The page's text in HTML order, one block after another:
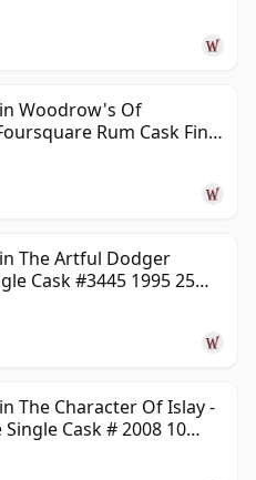
Woodrow's Of
Rum Cask Finis
The Artful Dodger
Cask #3445 1995 25
The Character Of Islay -
Cask # 2008 10